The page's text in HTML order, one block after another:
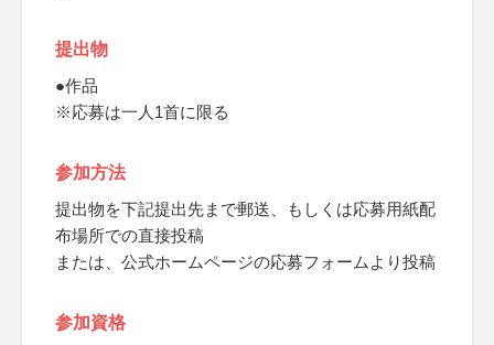
提出物
●作品
※応募は一人1首に限る
参加方法
提出物を下記提出先まで郵送、もしくは応募用紙配
布場所での直接投稿
または、公式ホームページの応募フォームより投稿
参加資格